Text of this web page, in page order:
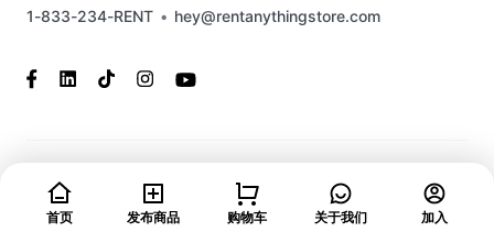
首页 发布商品 购物车 关于我们 加入
1-833-234-RENT • hey@rentanythingstore.com
reserved. This marketplace has been built and is supported by
MarketplaceStudio.io